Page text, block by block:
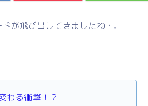
が飛び出してきましたね…。
わる衝撃！？